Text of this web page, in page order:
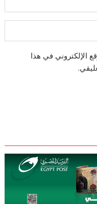
الإلكتروني في هذا